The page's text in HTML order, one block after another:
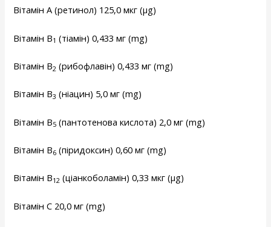
Вітамін А (ретинол) 125,0 мкг (µg)
Вітамін B1 (тіамін) 0,433 мг (mg)
Вітамін B2 (рибофлавін) 0,433 мг (mg)
Вітамін B3 (ніацин) 5,0 мг (mg)
Вітамін B5 (пантотенова кислота) 2,0 мг (mg)
Вітамін B6 (піридоксин) 0,60 мг (mg)
Вітамін B12 (ціанкоболамін) 0,33 мкг (µg)
Вітамін C 20,0 мг (mg)